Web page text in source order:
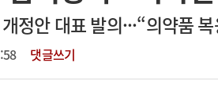
임상의사 채용
정안 대표 발의···“의약품
댓글쓰기